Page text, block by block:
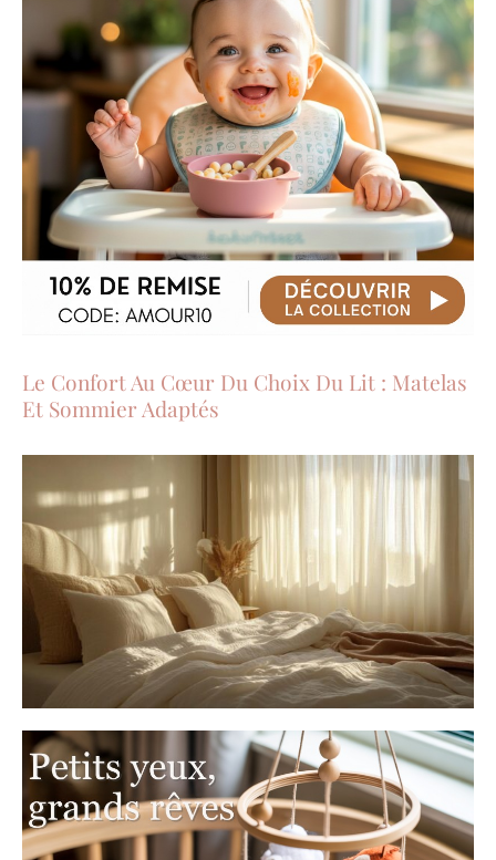
Le Confort Au Cœur Du Choix Du Lit : Matelas
Et Sommier Adaptés